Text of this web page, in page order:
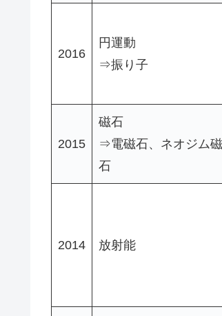
2016
円運動
⇒振り子
2015
磁石
⇒電磁石、ネオジム磁
石
2014 放射能